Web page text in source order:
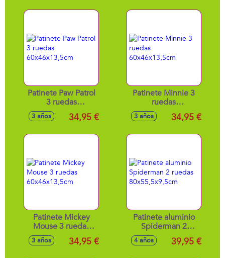
Patinete Paw Patrol
3 ruedas
60x46x13,5cm
3 años 34,95 €
Patinete Minnie 3
ruedas
60x46x13,5cm
3 años 34,95 €
Patinete Mickey
Mouse 3 ruedas
60x46x13,5cm
3 años 34,95 €
Patinete aluminio
Spiderman 2
ruedas
80x55,5x9,5cm
4 años 39,95 €